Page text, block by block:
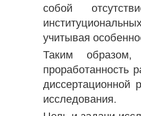
собой
учитывая
Таким образом,
проработанность
диссертационной
исследования.